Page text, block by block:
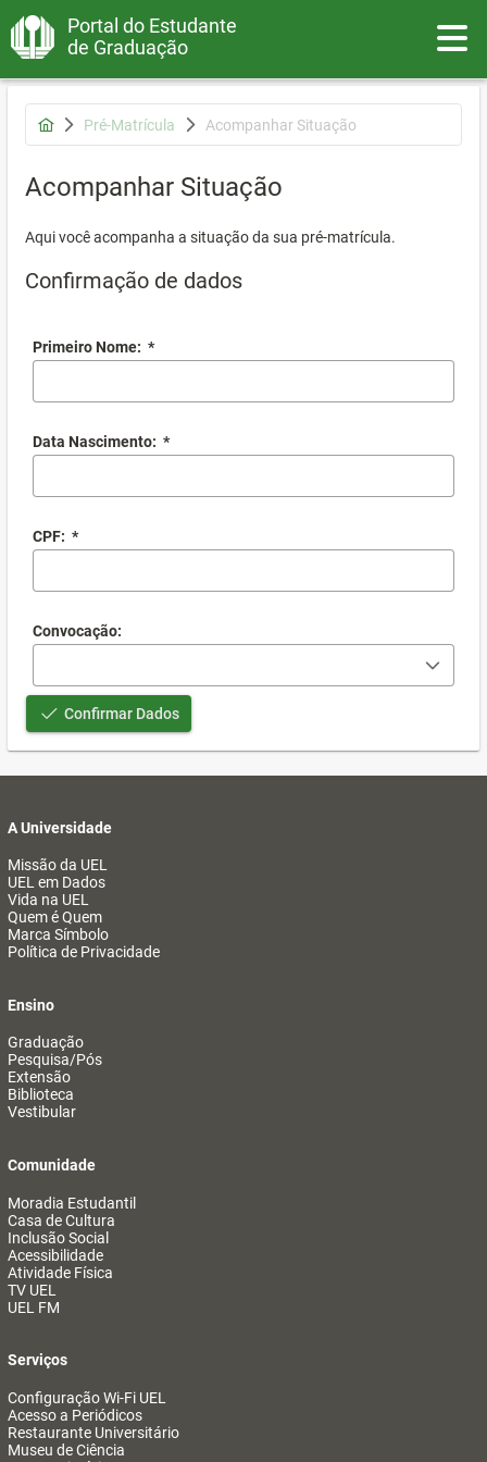
Portal do Estudante
de Graduação
Pré-Matrícula Acompanhar Situação
Acompanhar Situação
Aqui você acompanha a situação da sua pré-matrícula.
Confirmação de dados
Primeiro Nome: *
Data Nascimento: *
CPF: *
Convocação:
Confirmar Dados
A Universidade
Missão da UEL
UEL em Dados
Vida na UEL
Quem é Quem
Marca Símbolo
Política de Privacidade
Ensino
Graduação
Pesquisa/Pós
Extensão
Biblioteca
Vestibular
Comunidade
Moradia Estudantil
Casa de Cultura
Inclusão Social
Acessibilidade
Atividade Física
TV UEL
UEL FM
Serviços
Configuração Wi-Fi UEL
Acesso a Periódicos
Restaurante Universitário
Museu de Ciência